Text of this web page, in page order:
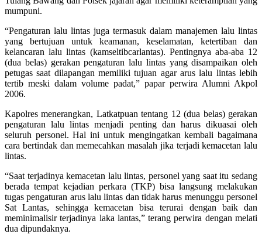
mumpuni.
“Pengaturan lalu lintas juga termasuk dalam manajemen lalu lintas
yang bertujuan untuk keamanan, keselamatan, ketertiban dan
kelancaran lalu lintas (kamseltibcarlantas). Pentingnya aba-aba 12
(dua belas) gerakan pengaturan lalu lintas yang disampaikan oleh
petugas saat dilapangan memiliki tujuan agar arus lalu lintas lebih
tertib meski dalam volume padat,” papar perwira Alumni Akpol
2006.
Kapolres menerangkan, Latkatpuan tentang 12 (dua belas) gerakan
pengaturan lalu lintas menjadi penting dan harus dikuasai oleh
seluruh personel. Hal ini untuk mengingatkan kembali bagaimana
cara bertindak dan memecahkan masalah jika terjadi kemacetan lalu
lintas.
“Saat terjadinya kemacetan lalu lintas, personel yang saat itu sedang
berada tempat kejadian perkara (TKP) bisa langsung melakukan
tugas pengaturan arus lalu lintas dan tidak harus menunggu personel
Sat Lantas, sehingga kemacetan bisa terurai dengan baik dan
meminimalisir terjadinya laka lantas,” terang perwira dengan melati
dua dipundaknya.